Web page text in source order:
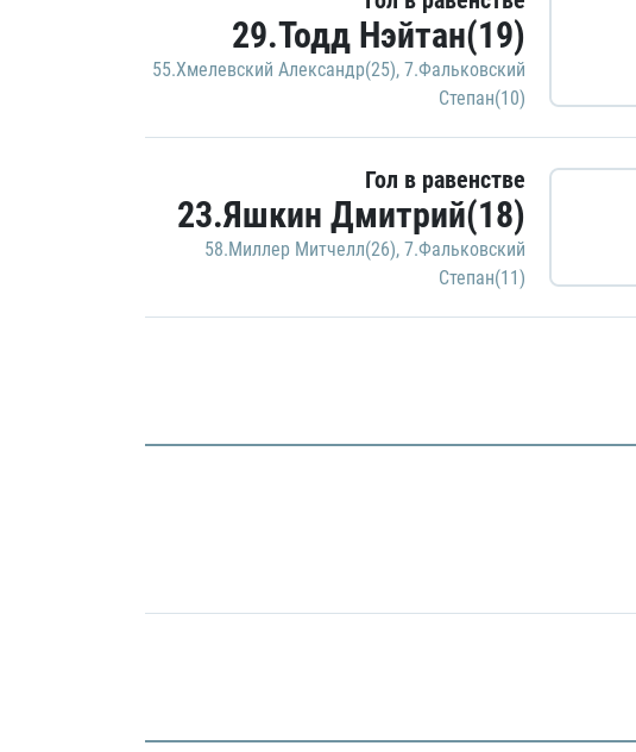
29.Тодд Нэйтан(19)
55.Хмелевский Александр(25), 7.Фальковский
Степан(10)
Гол в равенстве
23.Яшкин Дмитрий(18)
58.Миллер Митчелл(26), 7.Фальковский
Степан(11)